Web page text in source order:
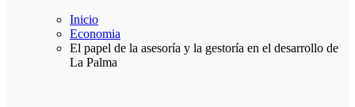
Inicio
Economia
El papel de la asesoría y la gestoría en el desarrollo de
La Palma